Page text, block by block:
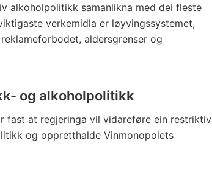
alkoholpolitikk samanlikna med dei fleste
verkemidla er løyvingssystemet,
aldersgrenser og
og alkoholpolitikk
fast at regjeringa vil vidareføre ein restriktiv
og oppretthalde Vinmonopolets